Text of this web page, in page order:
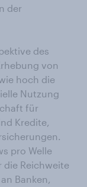
der
des
von
hoch die
Nutzung
für
Kredite,
pro Welle
die Reichweite
Banken,